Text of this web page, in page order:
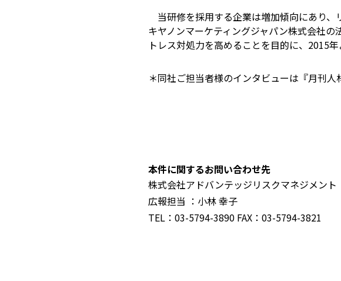
当研修を採用する企業は増加傾向にあり、
キヤノンマーケティングジャパン株式会社
トレス対処力を高めることを目的に、2015
＊同社ご担当者様のインタビューは『月刊人
本件に関するお問い合わせ先
株式会社アドバンテッジリスクマネジメント
広報担当 ：小林 幸子
TEL：03-5794-3890 FAX：03-5794-3821